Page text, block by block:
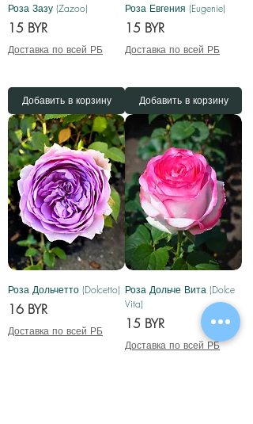
Роза Зазу (Zazoo)
Цена
15 BYR
Доставка по всей РБ
Добавить в корзину
Роза Евгения (Eugenie)
Цена
15 BYR
Доставка по всей РБ
Добавить в корзину
Роза Дольчетто (Dolcetto)
Цена
16 BYR
Доставка по всей РБ
Роза Дольче Вита (Dolce
Vita)
Цена
15 BYR
Доставка по всей РБ